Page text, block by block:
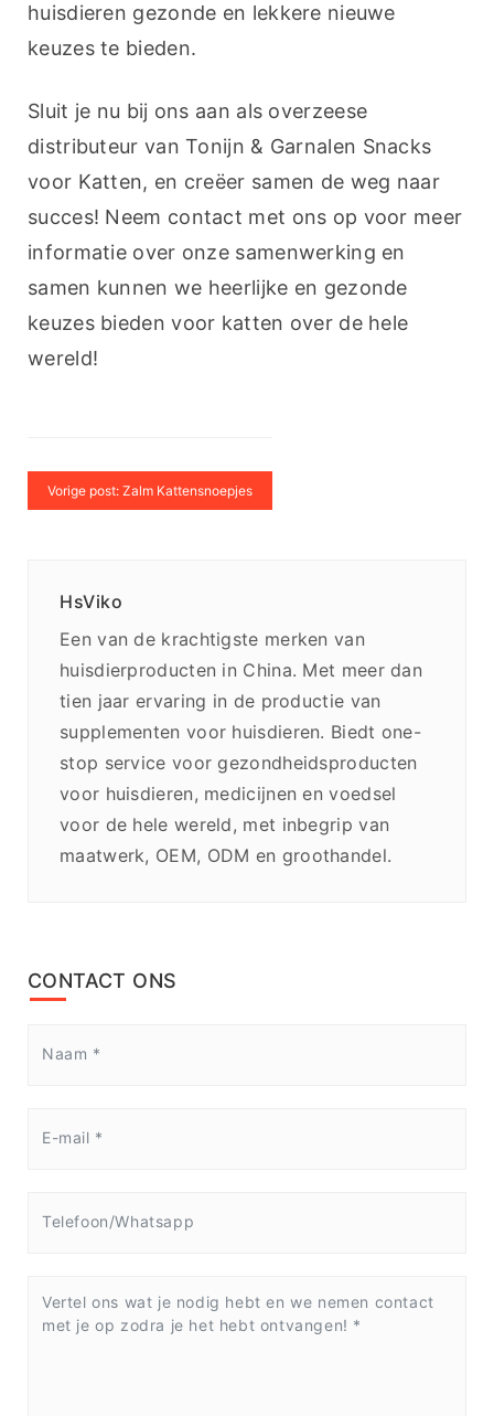
huisdieren gezonde en lekkere nieuwe
keuzes te bieden.
Sluit je nu bij ons aan als overzeese
distributeur van Tonijn & Garnalen Snacks
voor Katten, en creëer samen de weg naar
succes! Neem contact met ons op voor meer
informatie over onze samenwerking en
samen kunnen we heerlijke en gezonde
keuzes bieden voor katten over de hele
wereld!
Vorige post: Zalm Kattensnoepjes
HsViko
Een van de krachtigste merken van
huisdierproducten in China. Met meer dan
tien jaar ervaring in de productie van
supplementen voor huisdieren. Biedt one-
stop service voor gezondheidsproducten
voor huisdieren, medicijnen en voedsel
voor de hele wereld, met inbegrip van
maatwerk, OEM, ODM en groothandel.
CONTACT ONS